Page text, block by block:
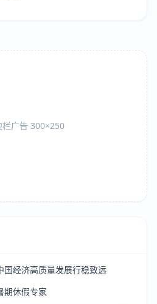
栏广告 300×250
国经济高质量发展行稳致远
期休假专家